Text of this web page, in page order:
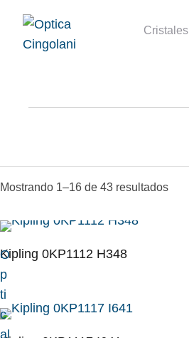
Cristales
Mostrando 1–16 de 43 resultados
O
p
ti
c
al
Kipling 0KP1112 H348